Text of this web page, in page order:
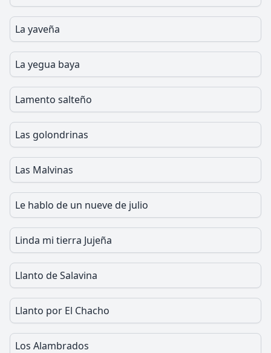
La yaveña
La yegua baya
Lamento salteño
Las golondrinas
Las Malvinas
Le hablo de un nueve de julio
Linda mi tierra Jujeña
Llanto de Salavina
Llanto por El Chacho
Los Alambrados